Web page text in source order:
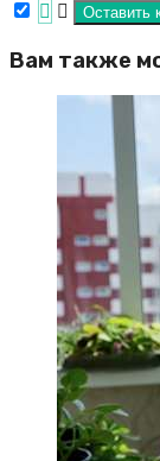
Вам также